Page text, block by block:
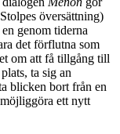
översättning)
genom tiderna
det förflutna som
om att få tillgång till
ta sig an
blicken bort från en
ett nytt